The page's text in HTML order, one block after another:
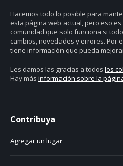
Hacemos todo lo posible para
esta página web actual, pero eso
comunidad que solo funciona si
cambios, novedades y errores. Por
tiene información que pueda
Les damos las gracias a todos los
Hay más información sobre la
Contribuya
Agregar un lugar